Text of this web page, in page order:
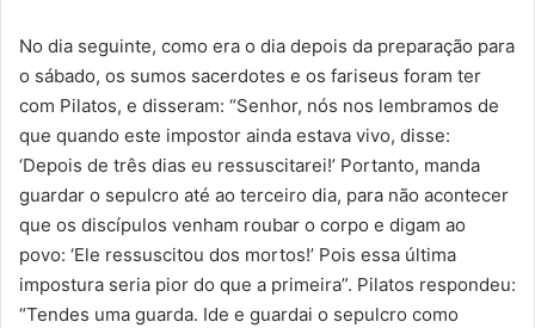
No dia seguinte, como era o dia depois da preparação para
o sábado, os sumos sacerdotes e os fariseus foram ter
com Pilatos, e disseram: “Senhor, nós nos lembramos de
que quando este impostor ainda estava vivo, disse:
‘Depois de três dias eu ressuscitarei!’ Portanto, manda
guardar o sepulcro até ao terceiro dia, para não acontecer
que os discípulos venham roubar o corpo e digam ao
povo: ‘Ele ressuscitou dos mortos!’ Pois essa última
impostura seria pior do que a primeira”. Pilatos respondeu:
“Tendes uma guarda. Ide e guardai o sepulcro como